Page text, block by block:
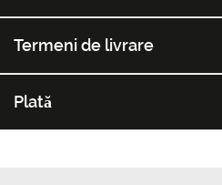
Termeni de livrare
Plată